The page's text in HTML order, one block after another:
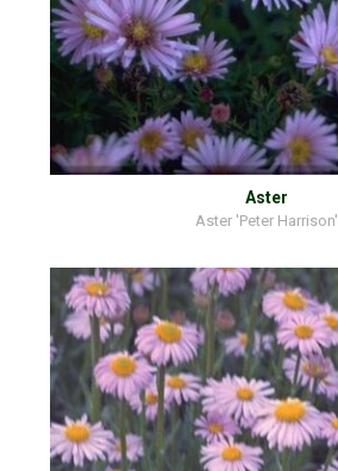
Aster
Aster 'Peter Harrison'